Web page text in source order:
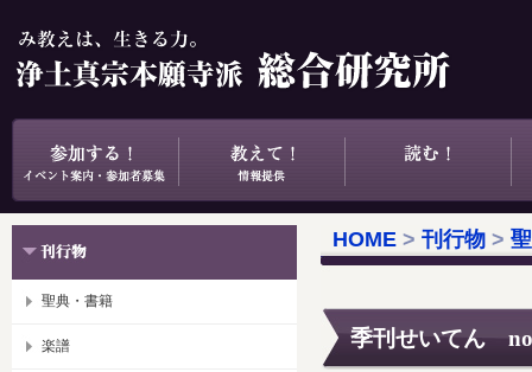
聖典・書籍
楽譜
HOME > 刊行物 >
季刊せいてん